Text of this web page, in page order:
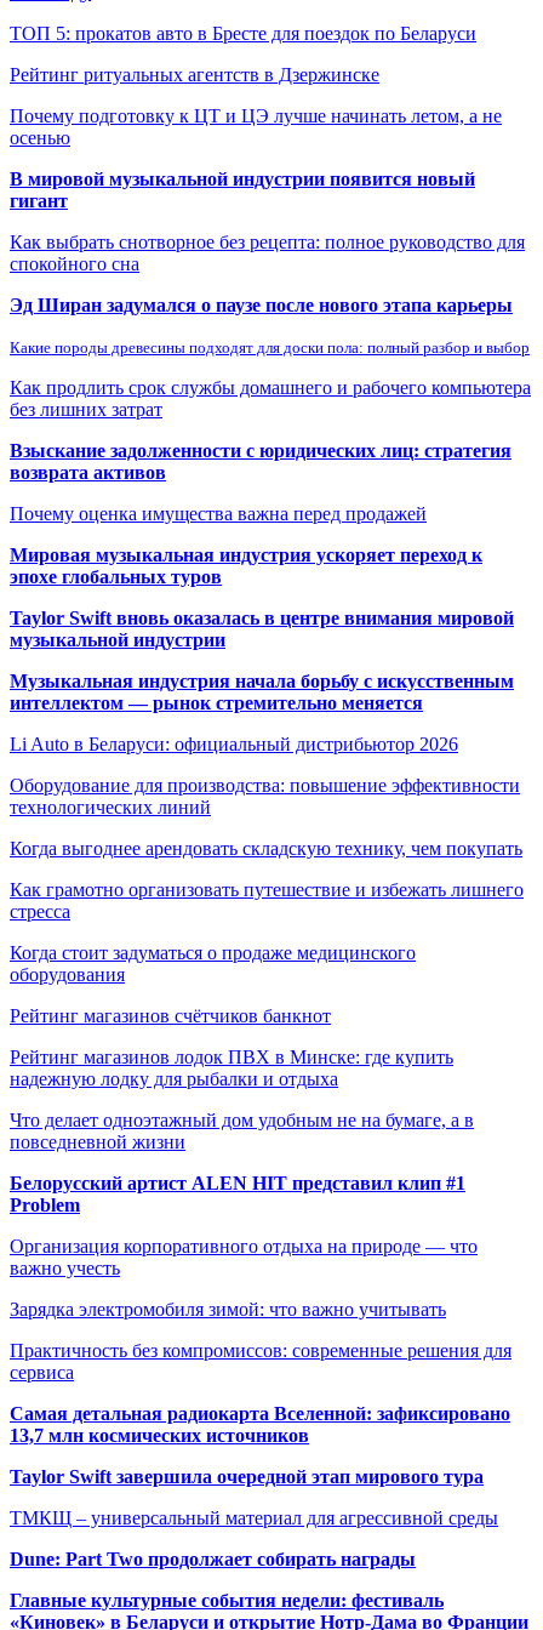
ТОП 5: прокатов авто в Бресте для поездок по Беларуси
Рейтинг ритуальных агентств в Дзержинске
Почему подготовку к ЦТ и ЦЭ лучше начинать летом, а не
осенью
В мировой музыкальной индустрии появится новый
гигант
Как выбрать снотворное без рецепта: полное руководство для
спокойного сна
Эд Ширан задумался о паузе после нового этапа карьеры
Какие породы древесины подходят для доски пола: полный разбор и выбор
Как продлить срок службы домашнего и рабочего компьютера
без лишних затрат
Взыскание задолженности с юридических лиц: стратегия
возврата активов
Почему оценка имущества важна перед продажей
Мировая музыкальная индустрия ускоряет переход к
эпохе глобальных туров
Taylor Swift вновь оказалась в центре внимания мировой
музыкальной индустрии
Музыкальная индустрия начала борьбу с искусственным
интеллектом — рынок стремительно меняется
Li Auto в Беларуси: официальный дистрибьютор 2026
Оборудование для производства: повышение эффективности
технологических линий
Когда выгоднее арендовать складскую технику, чем покупать
Как грамотно организовать путешествие и избежать лишнего
стресса
Когда стоит задуматься о продаже медицинского
оборудования
Рейтинг магазинов счётчиков банкнот
Рейтинг магазинов лодок ПВХ в Минске: где купить
надежную лодку для рыбалки и отдыха
Что делает одноэтажный дом удобным не на бумаге, а в
повседневной жизни
Белорусский артист ALEN HIT представил клип #1
Problem
Организация корпоративного отдыха на природе — что
важно учесть
Зарядка электромобиля зимой: что важно учитывать
Практичность без компромиссов: современные решения для
сервиса
Самая детальная радиокарта Вселенной: зафиксировано
13,7 млн космических источников
Taylor Swift завершила очередной этап мирового тура
ТМКЩ – универсальный материал для агрессивной среды
Dune: Part Two продолжает собирать награды
Главные культурные события недели: фестиваль
«Киновек» в Беларуси и открытие Нотр-Дама во Франции